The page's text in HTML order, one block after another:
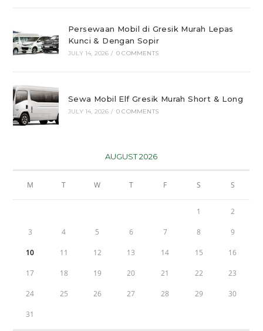
Persewaan Mobil di Gresik Murah Lepas
Kunci & Dengan Sopir
JULY 14, 2026 / 0 COMMENTS
Sewa Mobil Elf Gresik Murah Short & Long
JULY 14, 2026 / 0 COMMENTS
AUGUST 2026
M T W T F S S
1 2
3 4 5 6 7 8 9
10 11 12 13 14 15 16
17 18 19 20 21 22 23
24 25 26 27 28 29 30
31